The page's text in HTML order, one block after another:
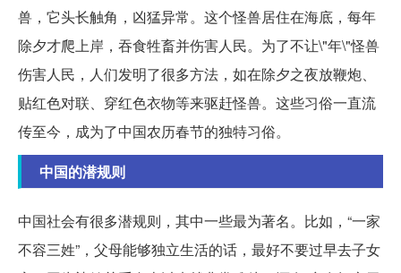
兽，它头长触角，凶猛异常。这个怪兽居住在海底，每年
除夕才爬上岸，吞食牲畜并伤害人民。为了不让\"年\"怪兽
伤害人民，人们发明了很多方法，如在除夕之夜放鞭炮、
贴红色对联、穿红色衣物等来驱赶怪兽。这些习俗一直流
传至今，成为了中国农历春节的独特习俗。
中国的潜规则
中国社会有很多潜规则，其中一些最为著名。比如，“一家
不容三姓”，父母能够独立生活的话，最好不要过早去子女